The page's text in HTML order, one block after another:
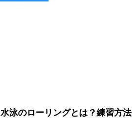
水泳のローリングとは？練習方法